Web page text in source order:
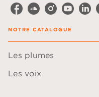
NOTRE CATALOGUE
Les plumes
Les voix